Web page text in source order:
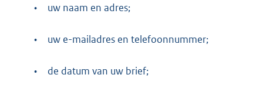
• uw naam en adres;
• uw e-mailadres en telefoonnummer;
• de datum van uw brief;